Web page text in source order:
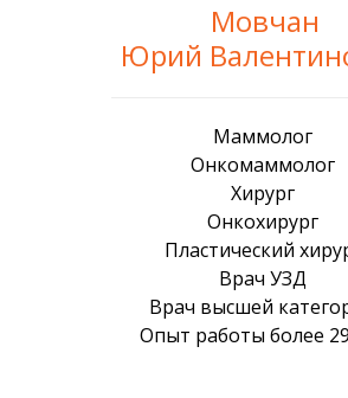
Мовчан
Юрий